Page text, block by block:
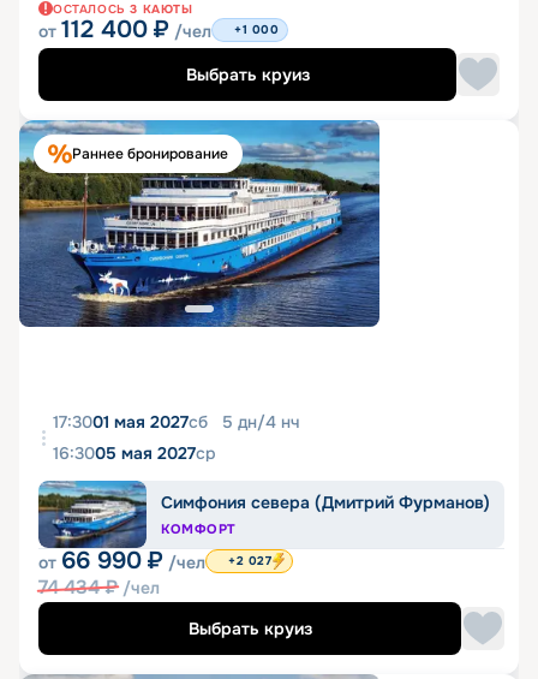
ОСТАЛОСЬ 3 КАЮТЫ
от 112 400 ₽ /чел +1 000
Выбрать круиз
Раннее бронирование
17:3001 мая 2027сб 5 дн/4 нч
16:3005 мая 2027ср
Симфония севера (Дмитрий Фурманов)
КОМФОРТ
от 66 990 ₽ /чел
74 434₽ /чел
+2 027
Выбрать круиз